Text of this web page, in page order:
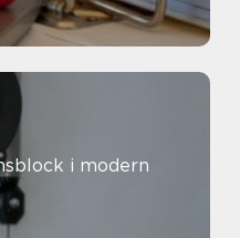
i modern